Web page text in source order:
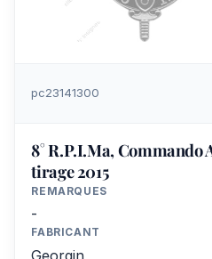
pc23141300
8° R.P.I.Ma, Commando
tirage 2015
REMARQUES
-
FABRICANT
Georgin